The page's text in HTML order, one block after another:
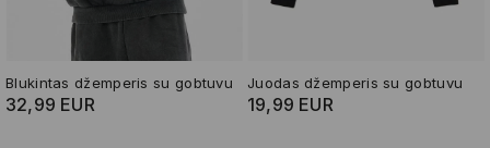
Blukintas džemperis su gobtuvu
32,99 EUR
Juodas džemperis su gobtuvu
19,99 EUR